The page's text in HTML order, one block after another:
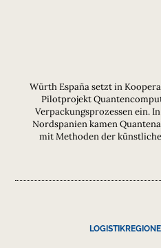
Würth España setzt in
Pilotprojekt
Verpackungsprozessen ein.
Nordspanien kamen
mit Methoden der